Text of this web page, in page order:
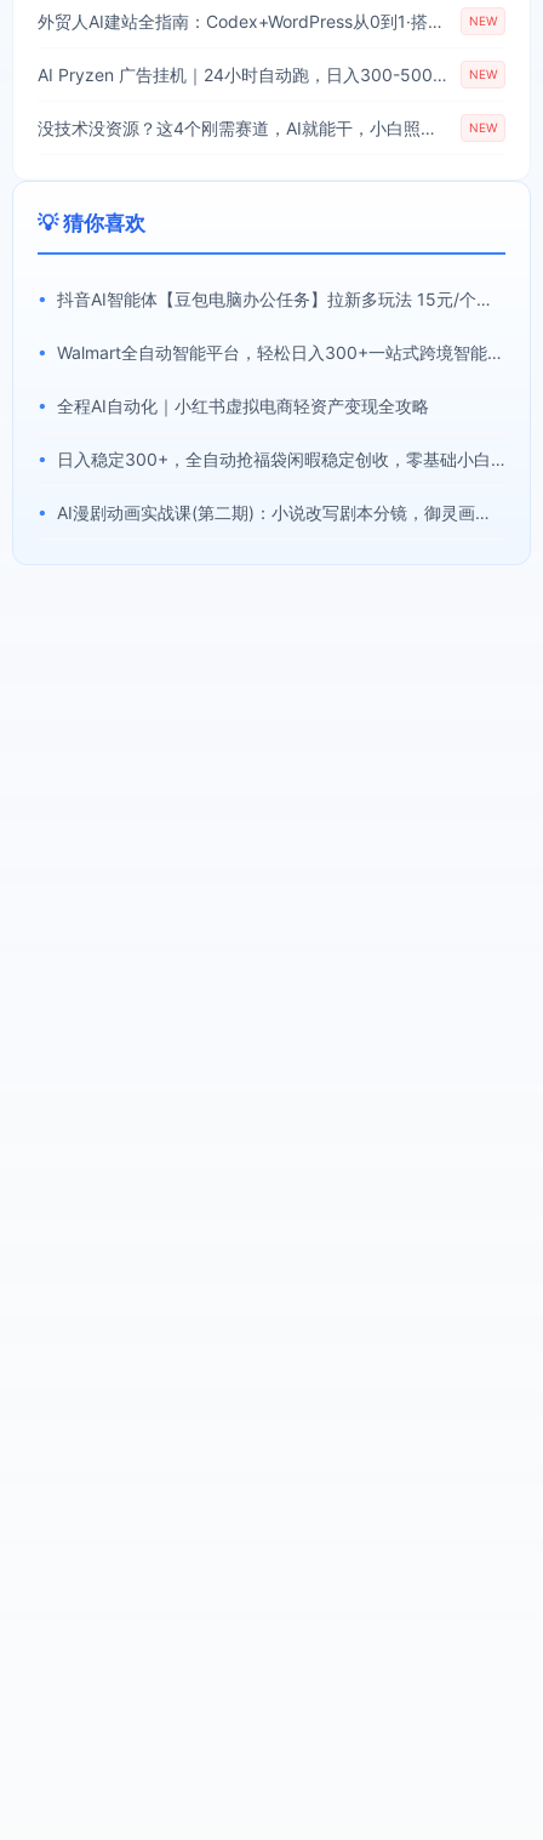
外贸人AI建站全指南：Codex+WordPress从0到1·搭建高转化询盘站·解锁SEO/GEO流量新玩法-更新 NEW
AI Pryzen 广告挂机｜24小时自动跑，日入300-500，新手零门槛 NEW
没技术没资源？这4个刚需赛道，AI就能干，小白照做月入2W NEW
💡 猜你喜欢
• 抖音AI智能体【豆包电脑办公任务】拉新多玩法 15元/个，无需剪辑，无脑收益
• Walmart全自动智能平台，轻松日入300+一站式跨境智能运营工具。无需复杂实操
• 全程AI自动化｜小红书虚拟电商轻资产变现全攻略
• 日入稳定300+，全自动抢福袋闲暇稳定创收，零基础小白轻松上手
• AI漫剧动画实战课(第二期)：小说改写剧本分镜，御灵画布即梦AI快速产出完整漫剧作品